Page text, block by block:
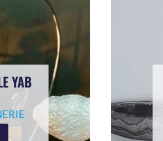
YAB